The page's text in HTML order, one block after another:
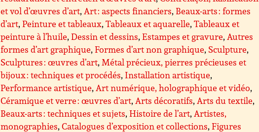
et vol d’œuvres d’art,Art : aspects financiers, Beaux-arts : formes
d’art,Peinture et tableaux,Tableaux et aquarelle,Tableaux et
peinture à l’huile,Dessin et dessins,Estampes et gravure,Autres
formes d’art graphique,Formes d’art non graphique, Sculpture,
Sculptures : œuvres d’art,Métal précieux, pierres précieuses et
bijoux : techniques et procédés, Installation artistique,
Performance artistique,Art numérique, holographique et vidéo,
Céramique et verre : œuvres d’art,Arts décoratifs,Arts du textile,
Beaux-arts : techniques et sujets,Histoire de l’art,Artistes,
monographies,Catalogues d’exposition et collections,Figures